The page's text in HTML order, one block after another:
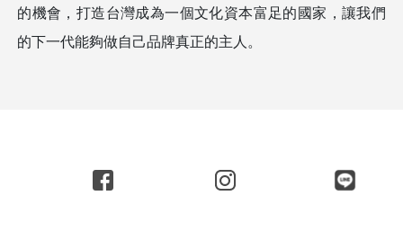
的機會，打造台灣成為一個文化資本富足的國家，讓我們
的下一代能夠做自己品牌真正的主人。